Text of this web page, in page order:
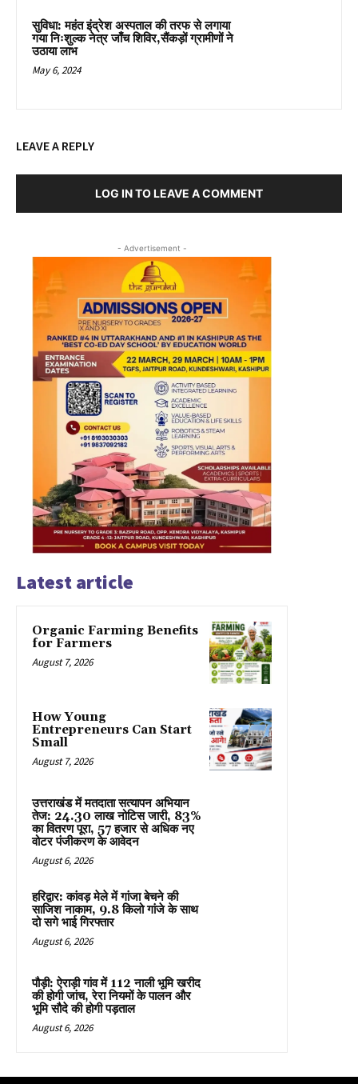
सुविधा: महंत इंद्रेश अस्पताल की तरफ से लगाया
गया निःशुल्क नेत्र जाँच शिविर,सैंकड़ों ग्रामीणों ने
उठाया लाभ
May 6, 2024
LEAVE A REPLY
LOG IN TO LEAVE A COMMENT
- Advertisement -
Latest article
Organic Farming Benefits
for Farmers
August 7, 2026
How Young
Entrepreneurs Can Start
Small
August 7, 2026
उत्तराखंड में मतदाता सत्यापन अभियान
तेज: 24.30 लाख नोटिस जारी, 83%
का वितरण पूरा, 57 हजार से अधिक नए
वोटर पंजीकरण के आवेदन
August 6, 2026
हरिद्वार: कांवड़ मेले में गांजा बेचने की
साजिश नाकाम, 9.8 किलो गांजे के साथ
दो सगे भाई गिरफ्तार
August 6, 2026
पौड़ी: ऐराड़ी गांव में 112 नाली भूमि खरीद
की होगी जांच, रेरा नियमों के पालन और
भूमि सौदे की होगी पड़ताल
August 6, 2026